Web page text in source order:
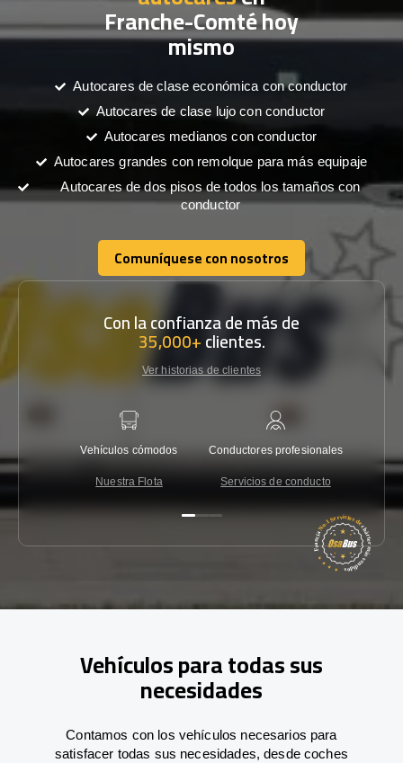
Franche-Comté hoy
mismo
Autocares de clase económica con conductor
Autocares de clase lujo con conductor
Autocares medianos con conductor
Autocares grandes con remolque para más equipaje
Autocares de dos pisos de todos los tamaños con
conductor
Comuníquese con nosotros
Comuníquese con nosotros
Con la confianza de más de
35,000+clientes.
Ver historias de clientes
Vehículos cómodos
Nuestra Flota
Conductores profesionales
Servicios de conducto
Vehículos para todas sus
necesidades
Contamos con los vehículos necesarios para
satisfacer todas sus necesidades, desde coches